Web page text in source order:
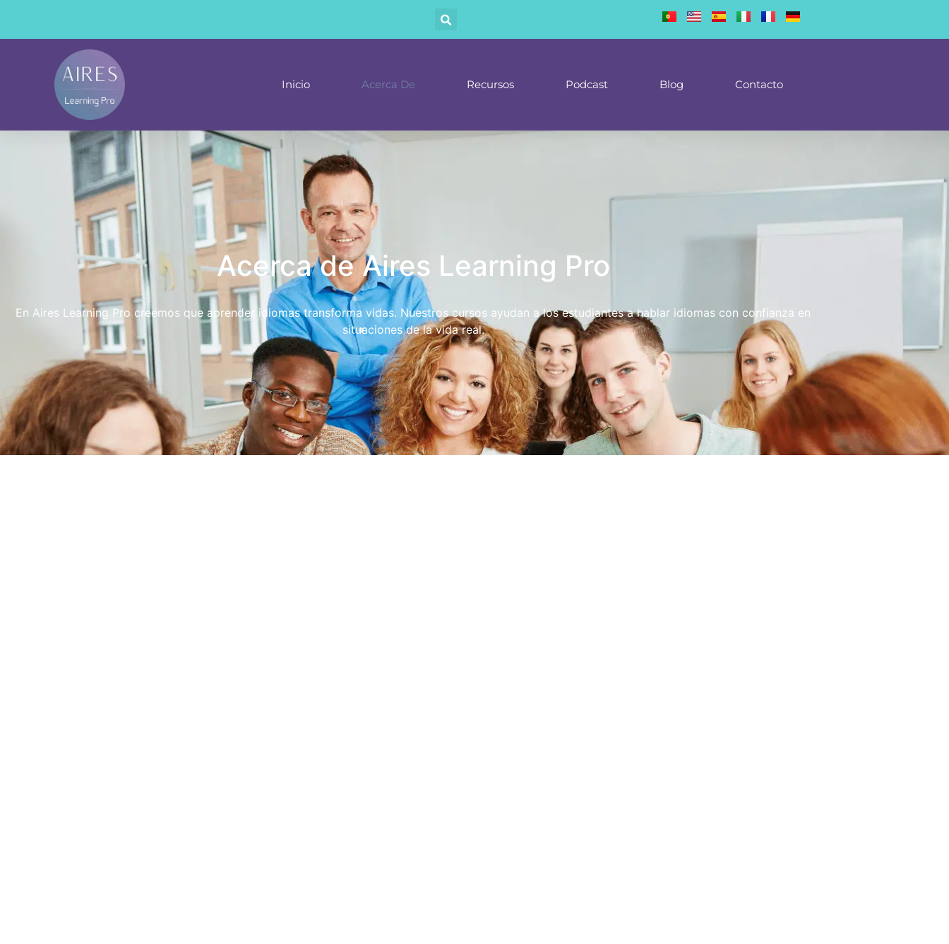
Inicio Acerca De Recursos Podcast Blog Contacto
Acerca de Aires Learning Pro
En Aires Learning Pro creemos que aprender idiomas transforma vidas. Nuestros cursos ayudan a los estudiantes a hablar idiomas con confianza en
situaciones de la vida real.